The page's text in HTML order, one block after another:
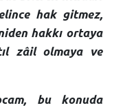
hak gitmez,
hakkı ortaya
zâil olmaya ve
bu konuda